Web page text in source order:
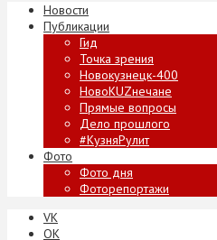
Новости
Публикации
Гид
Точка зрения
Новокузнецк-400
НовоKUZнечане
Прямые вопросы
Дело прошлого
#КузняРулит
Фото
Фото дня
Фоторепортажи
VK
ОК